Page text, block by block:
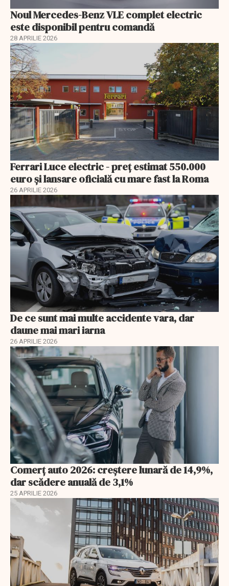
Noul Mercedes-Benz VLE complet electric
este disponibil pentru comandă
28 APRILIE 2026
Ferrari Luce electric - preț estimat 550.000
euro și lansare oficială cu mare fast la Roma
26 APRILIE 2026
De ce sunt mai multe accidente vara, dar
daune mai mari iarna
26 APRILIE 2026
Comerț auto 2026: creștere lunară de 14,9%,
dar scădere anuală de 3,1%
25 APRILIE 2026